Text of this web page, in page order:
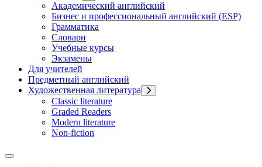
Академический английский
Бизнес и профессиональный английский (ESP)
Грамматика
Словари
Учебные курсы
Экзамены
Для учителей
Предметный английский
Художественная литература
Classic literature
Graded Readers
Modern literature
Non-fiction